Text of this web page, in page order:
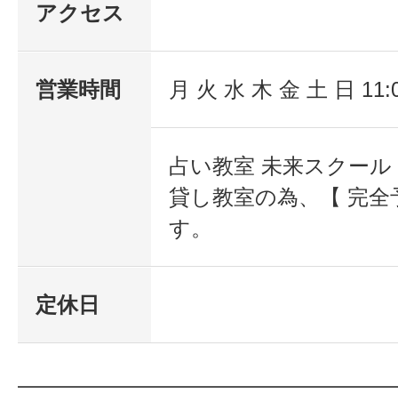
アクセス
営業時間 月 火 水 木 金 土 日
占い教室 未来スクー
貸し教室の為、【 完全
す。
定休日